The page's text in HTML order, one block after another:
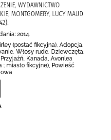
WYDAWNICTWO
MONTGOMERY, LUCY MAUD
2014.
(postać fikcyjna), Adopcja,
Włosy rude, Dziewczęta,
Kanada, Avonlea
; miasto fikcyjne), Powieść